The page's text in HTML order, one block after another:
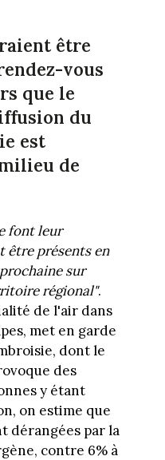
être
vous
que le
du
est
de
font leur
être présents en
sur
régional".
de l'air dans
met en garde
dont le
des
y étant
on estime que
dérangées par la
contre 6% à